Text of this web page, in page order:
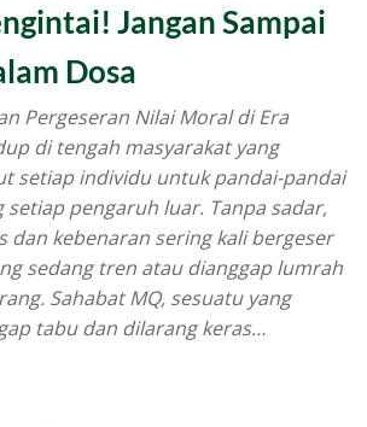
Jangan Sampai
Dosa
Pergeseran Nilai Moral di Era
di tengah masyarakat yang
setiap individu untuk pandai-pandai
setiap pengaruh luar. Tanpa sadar,
dan kebenaran sering kali bergeser
sedang tren atau dianggap lumrah
Sahabat MQ, sesuatu yang
tabu dan dilarang keras…